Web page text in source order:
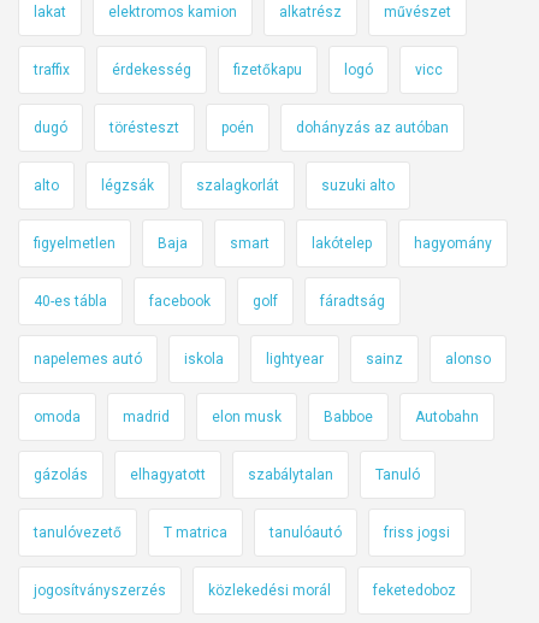
lakat elektromos kamion alkatrész művészet
traffix érdekesség fizetőkapu logó vicc
dugó törésteszt poén dohányzás az autóban
alto légzsák szalagkorlát suzuki alto
figyelmetlen Baja smart lakótelep hagyomány
40-es tábla facebook golf fáradtság
napelemes autó iskola lightyear sainz alonso
omoda madrid elon musk Babboe Autobahn
gázolás elhagyatott szabálytalan Tanuló
tanulóvezető T matrica tanulóautó friss jogsi
jogosítványszerzés közlekedési morál feketedoboz